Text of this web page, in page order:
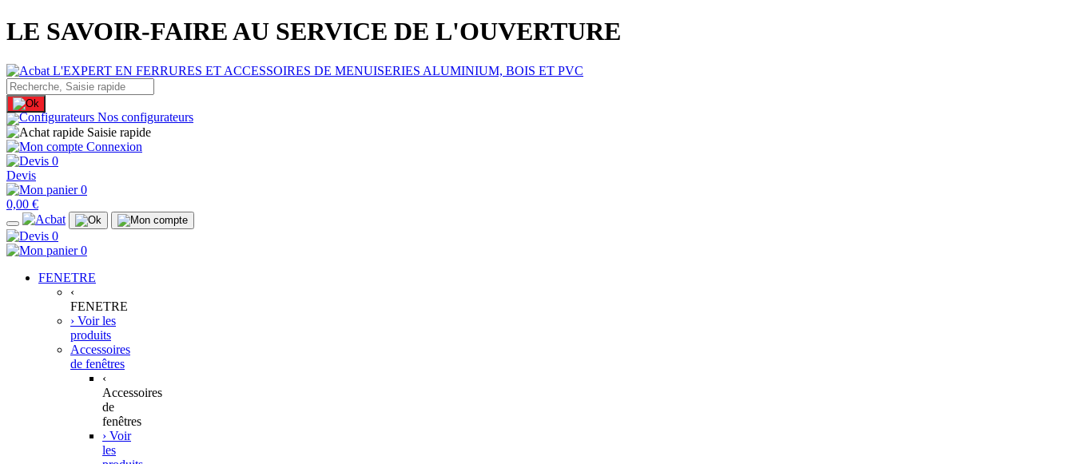
LE SAVOIR-FAIRE AU SERVICE DE L'OUVERTURE
Nos configurateurs
Saisie rapide
Connexion
0
Devis
0
0,00 €
0
0
FENETRE
‹
FENETRE
› Voir les
produits
Accessoires
de fenêtres
‹
Accessoires
de
fenêtres
› Voir
les